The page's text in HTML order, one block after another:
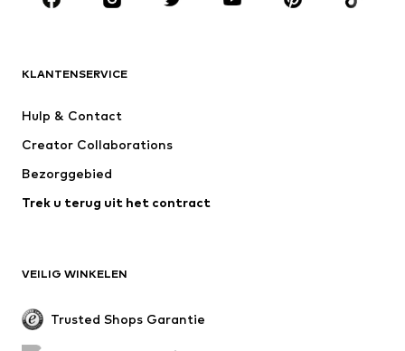
MERKEN
NAME IT
WE Fashion
KLANTENSERVICE
Hulp & Contact
Creator Collaborations
Bezorggebied
Trek u terug uit het contract
VEILIG WINKELEN
Trusted Shops Garantie